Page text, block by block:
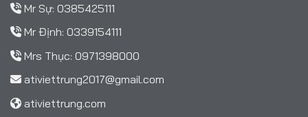
Mr Sự: 0385425111
Mr Định: 0339154111
Mrs Thục: 0971398000
ativiettrung2017@gmail.com
ativiettrung.com